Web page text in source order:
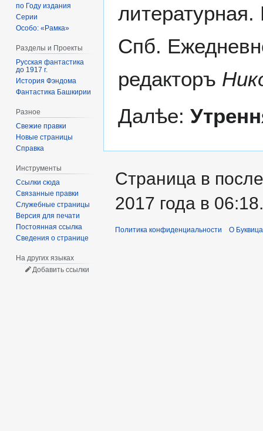
Спб.
редакторъ
Далѣе:
по Году издания
Серии
Особо: «Рамка»
Разделы и Проекты
Русская фантастика
до 1917 г.
История Фэндома
Фантастика Башкирии
Разное
Свежие правки
Новые страницы
Справка
Инструменты
Ссылки сюда
Связанные правки
Служебные страницы
Версия для печати
Постоянная ссылка
Сведения о странице
На других языках
Добавить ссылки
Страница в
2017 года в 06:18.
Политика конфиденциальности О Буквица